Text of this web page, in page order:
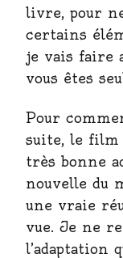
livre, pour
certains
je vais faire
vous êtes
Pour
suite, le film
très bonne
nouvelle du
une vraie
vue. Je ne
l’adaptation